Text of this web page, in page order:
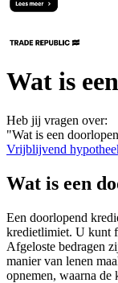
Wat is
Heb jij vragen over:
"Wat is een
Vrijblijvend
Wat is een
Een doorlopend
kredietlimiet. U kunt
Afgeloste bedragen
manier van lenen
opnemen, waarna